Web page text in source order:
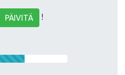
PÄIVITÄ !